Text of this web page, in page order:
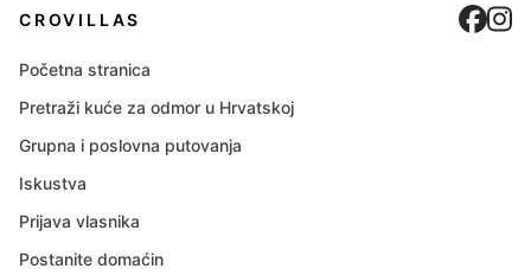
CROVILLAS
Početna stranica
Pretraži kuće za odmor u Hrvatskoj
Grupna i poslovna putovanja
Iskustva
Prijava vlasnika
Postanite domaćin